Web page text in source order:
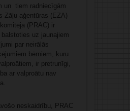
un tiem radniecīgām
Zāļu aģentūras (EZA)
(PRAC) ir
uz jaunajiem
par neirālās
bērniem, kuru
ir pretrunīgi,
ar valproātu nav
neskaidrību, PRAC